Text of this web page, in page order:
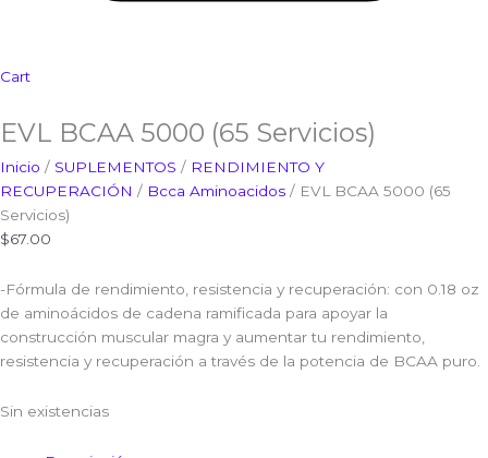
Cart
EVL BCAA 5000 (65 Servicios)
Inicio / SUPLEMENTOS / RENDIMIENTO Y
RECUPERACIÓN / Bcca Aminoacidos / EVL BCAA 5000 (65
Servicios)
$67.00
-Fórmula de rendimiento, resistencia y recuperación: con 0.18 oz
de aminoácidos de cadena ramificada para apoyar la
construcción muscular magra y aumentar tu rendimiento,
resistencia y recuperación a través de la potencia de BCAA puro.
Sin existencias